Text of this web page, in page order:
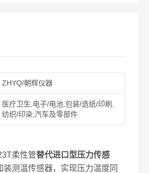
ZHYQ/朝辉仪器
医疗卫生,电子/电池,包装/造纸/印刷,
纺织/印染,汽车及零部件
柔性管替代进口型压力传感
装测温传感器，实现压力温度同